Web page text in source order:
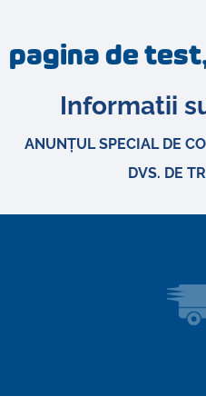
pagina de
Informatii
ANUNȚUL SPECIAL DE
DVS. DE